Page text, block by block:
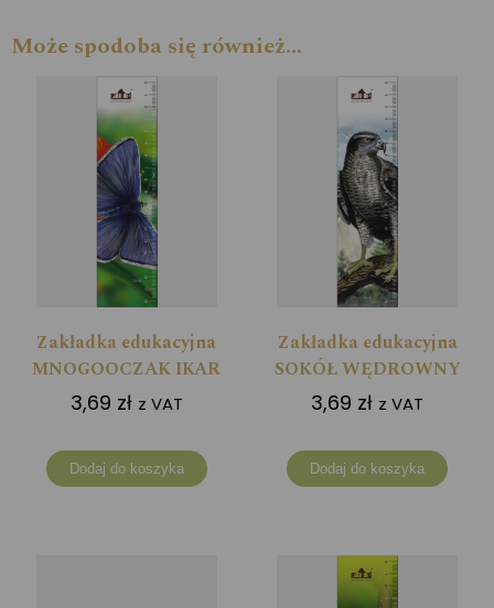
Może spodoba się również…
Zakładka edukacyjna
MNOGOOCZAK IKAR
3,69 zł z VAT
Dodaj do koszyka
Zakładka edukacyjna
SOKÓŁ WĘDROWNY
3,69 zł z VAT
Dodaj do koszyka